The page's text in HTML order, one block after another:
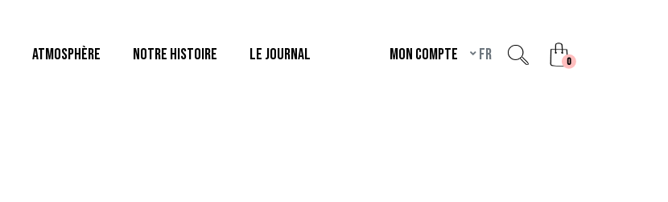
ATMOSPHÈRE NOTRE HISTOIRE LE JOURNAL Mon compte fr 0unread messages